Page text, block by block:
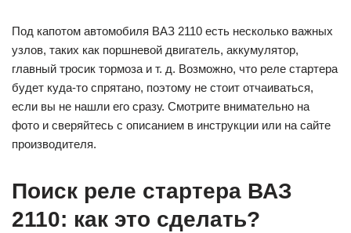
Под капотом автомобиля ВАЗ 2110 есть несколько важных
узлов, таких как поршневой двигатель, аккумулятор,
главный тросик тормоза и т. д. Возможно, что реле стартера
будет куда-то спрятано, поэтому не стоит отчаиваться,
если вы не нашли его сразу. Смотрите внимательно на
фото и сверяйтесь с описанием в инструкции или на сайте
производителя.
Поиск реле стартера ВАЗ
2110: как это сделать?